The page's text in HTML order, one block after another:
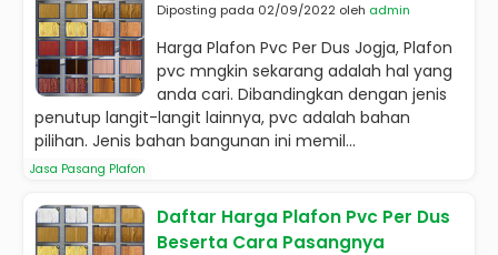
Diposting pada 02/09/2022 oleh admin
Harga Plafon Pvc Per Dus Jogja, Plafon
pvc mngkin sekarang adalah hal yang
anda cari. Dibandingkan dengan jenis
penutup langit-langit lainnya, pvc adalah bahan
pilihan. Jenis bahan bangunan ini memil...
Jasa Pasang Plafon
Daftar Harga Plafon Pvc Per Dus
Beserta Cara Pasangnya